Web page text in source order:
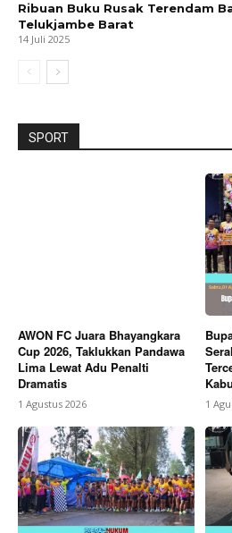
Ribuan Buku Rusak Terendam
Telukjambe Barat
14 Juli 2025
SPORT
AWON FC Juara Bhayangkara
Cup 2026, Taklukkan Pandawa
Lima Lewat Adu Penalti
Dramatis
1 Agustus 2026 1